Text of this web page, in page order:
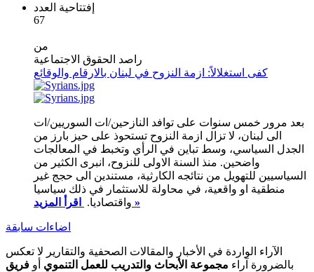
إفتتاحية العدد
67
من
راصد الحقوق الاجتماعية
كفى استغلالاً: ازمة النزوح في لبنان بالارقام والوقائع
بعد مرور خمس سنوات على توافد النازحين/ات السوريين/ات
الى لبنان، لا تزال ازمة النزوح تستحوذ على حيز بارز من
الجدل السياسي، وسط تباين في الرأي وتخبط في المعالجات
واضحين. منذ السنة الاولى للنزوح، انبرى الكثير من
السياسيين للتهويل من نتائجه الكارثية، مستندين الى حجج غير
منطقية او واقعية، في محاولة للاستثمار في ذلك سياسيا
واقتصاديا. اقرأ المزيد »
اضاءات سابقة
الآراء الواردة في الأخبار والمقالات الصحفية والتقارير لا تعكس
بالضرورة آراء مجموعة الأبحاث والتدريب للعمل التنموي أو فريق